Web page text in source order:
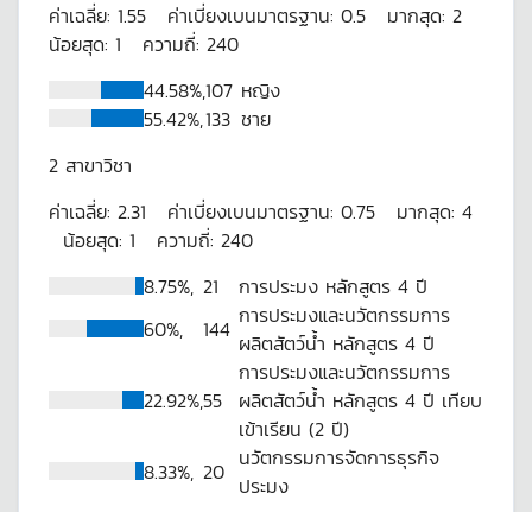
ค่าเฉลี่ย: 1.55 ค่าเบี่ยงเบนมาตรฐาน: 0.5 มากสุด: 2
น้อยสุด: 1 ความถี่: 240
44.58%,107 หญิง
55.42%,133 ชาย
2 สาขาวิชา
ค่าเฉลี่ย: 2.31 ค่าเบี่ยงเบนมาตรฐาน: 0.75 มากสุด: 4
น้อยสุด: 1 ความถี่: 240
8.75%, 21
การประมง หลักสูตร 4 ปี
60%,
144 การประมงและนวัตกรรมการ
ผลิตสัตว์น้ำ หลักสูตร 4 ปี
22.92%,55
การประมงและนวัตกรรมการ
ผลิตสัตว์น้ำ หลักสูตร 4 ปี เทียบ
เข้าเรียน (2 ปี)
8.33%, 20 นวัตกรรมการจัดการธุรกิจ
ประมง